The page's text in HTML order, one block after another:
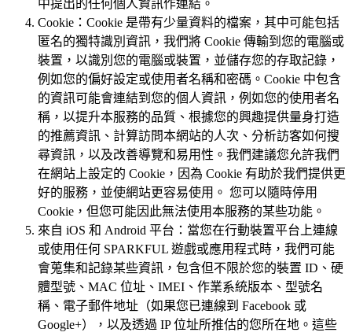
中提出的任何個人資訊作連結。
Cookie：Cookie 是帶有少量資料的檔案，其中可能包括
匿名的獨特識別資訊，我們將 Cookie 傳輸到您的電腦或
裝置，以識別您的電腦或裝置，並儲存您的存取記錄，
例如您的偏好設定或使用者名稱和密碼。Cookie 中包含
的資訊可能會連結到您的個人資訊，例如您的使用者名
稱，以提升本服務的品質、根據您的興趣提供量身打造
的推薦資訊、計算訪問本網站的人次、分析訪客如何搜
尋資訊，以及改善導覽和易用性。我們建議您允許我們
在網站上設定的 Cookie，因為 Cookie 有助於我們提供更
好的服務，並使網站更容易使用。 您可以隨時停用
Cookie，但您可能因此無法使用本服務的某些功能。
來自 iOS 和 Android 平台：當您在行動裝置平台上連線
或使用任何 SPARKFUL 遊戲或應用程式時，我們可能
會蒐集和記錄某些資訊，包含但不限於您的裝置 ID、硬
體型號、MAC 位址、IMEI、作業系統版本、型號名
稱、電子郵件地址（如果您已連線到 Facebook 或
Google+），以及透過 IP 位址所推估的您所在地。這些